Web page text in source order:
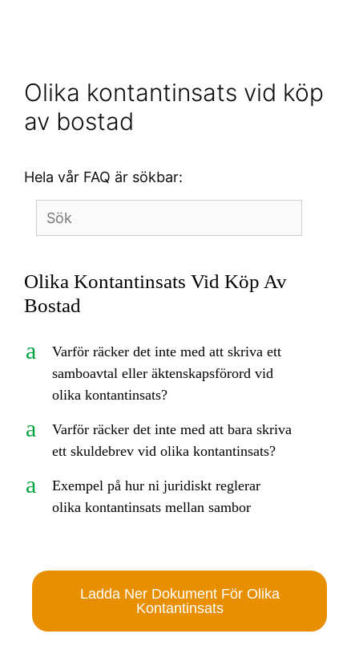
Olika kontantinsats vid köp
av bostad
Hela vår FAQ är sökbar:
Olika Kontantinsats Vid Köp Av
Bostad
a
Varför räcker det inte med att skriva ett
samboavtal eller äktenskapsförord vid
olika kontantinsats?
a
Varför räcker det inte med att bara skriva
ett skuldebrev vid olika kontantinsats?
a
Exempel på hur ni juridiskt reglerar
olika kontantinsats mellan sambor
Ladda Ner Dokument För Olika
Kontantinsats